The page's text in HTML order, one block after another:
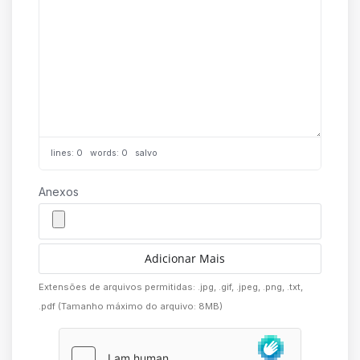
lines: 0 words: 0 salvo
Anexos
Adicionar Mais
Extensões de arquivos permitidas: .jpg, .gif, .jpeg, .png, .txt,
.pdf (Tamanho máximo do arquivo: 8MB)